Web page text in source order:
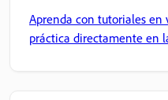
Aprenda con tutoriales en
práctica directamente en